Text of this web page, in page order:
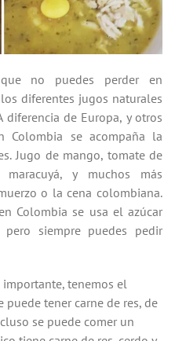
no puedes perder en
diferentes jugos naturales
diferencia de Europa, y otros
Colombia se acompaña la
Jugo de mango, tomate de
y muchos más
o la cena colombiana.
Colombia se usa el azúcar
siempre puedes pedir
tenemos el
puede tener carne de res, de
se puede comer un